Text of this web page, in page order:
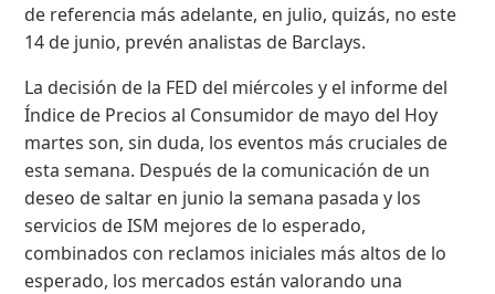
de referencia más adelante, en julio, quizás, no este
14 de junio, prevén analistas de Barclays.
La decisión de la FED del miércoles y el informe del
Índice de Precios al Consumidor de mayo del Hoy
martes son, sin duda, los eventos más cruciales de
esta semana. Después de la comunicación de un
deseo de saltar en junio la semana pasada y los
servicios de ISM mejores de lo esperado,
combinados con reclamos iniciales más altos de lo
esperado, los mercados están valorando una